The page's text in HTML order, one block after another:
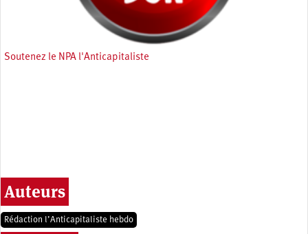
Soutenez le NPA l'Anticapitaliste
Auteurs
Rédaction l’Anticapitaliste hebdo